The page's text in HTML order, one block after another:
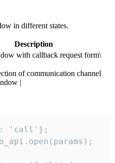
in different states.
Description
with callback request form\
of communication channel
|
'call'};